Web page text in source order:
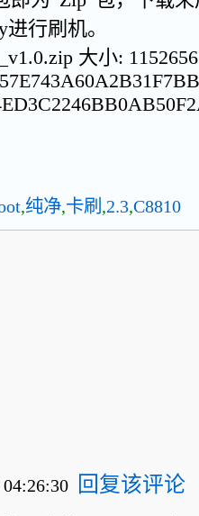
行刷机。
大小:
,纯净,卡刷 ,2.3,C8810
回复该评论